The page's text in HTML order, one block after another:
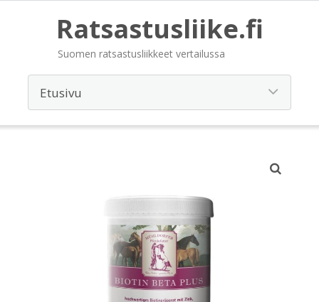
Ratsastusliike.fi
Suomen ratsastusliikkeet vertailussa